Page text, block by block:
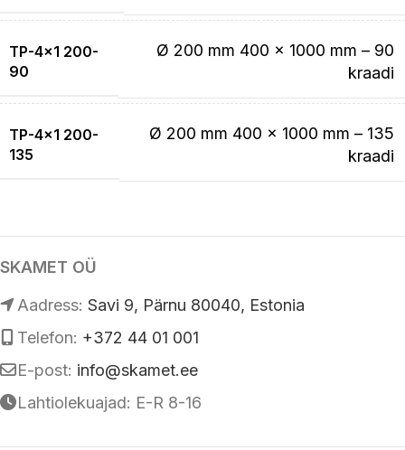
TP-4×1 200-
90
Ø 200 mm 400 x 1000 mm – 90
kraadi
TP-4×1 200-
135
Ø 200 mm 400 x 1000 mm – 135
kraadi
SKAMET OÜ
Аadress: Savi 9, Pärnu 80040, Estonia
Telefon: +372 44 01 001
E-post: info@skamet.ee
Lahtiolekuajad: E-R 8-16